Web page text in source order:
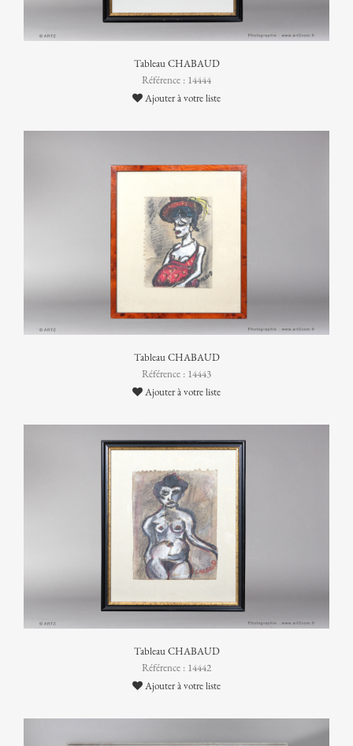
Tableau CHABAUD
Référence : 14444
Ajouter à votre liste
Tableau CHABAUD
Référence : 14443
Ajouter à votre liste
Tableau CHABAUD
Référence : 14442
Ajouter à votre liste